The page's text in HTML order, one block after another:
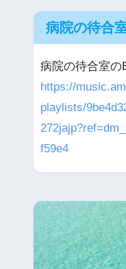
病院の待合
病院の待合室の
https://
playlists/
f59e4